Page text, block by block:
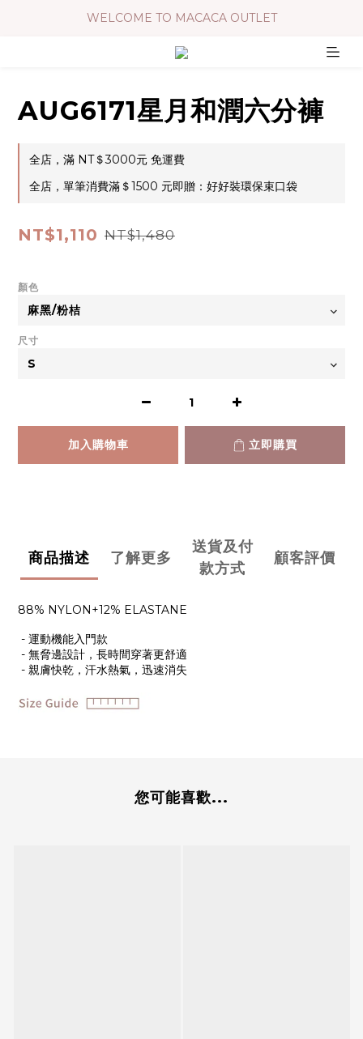
WELCOME TO MACACA OUTLET
AUG6171星月和潤六分褲
全店，滿 NT＄3000元 免運費
全店，單筆消費滿＄1500 元即贈：好好裝環保束口袋
NT$1,110 NT$1,480
顏色
尺寸
加入購物車 立即購買
商品描述 了解更多
送貨及付
款方式
顧客評價
88% NYLON+12% ELASTANE
- 運動機能入門款
- 無脅邊設計，長時間穿著更舒適
- 親膚快乾，汗水熱氣，迅速消失
您可能喜歡...